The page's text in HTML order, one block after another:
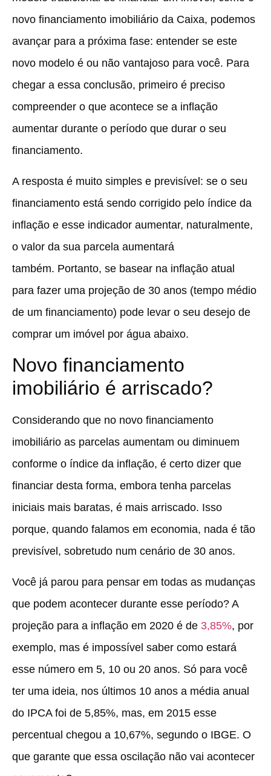
novo financiamento imobiliário da Caixa, podemos
avançar para a próxima fase: entender se este
novo modelo é ou não vantajoso para você. Para
chegar a essa conclusão, primeiro é preciso
compreender o que acontece se a inflação
aumentar durante o período que durar o seu
financiamento.
A resposta é muito simples e previsível: se o seu
financiamento está sendo corrigido pelo índice da
inflação e esse indicador aumentar, naturalmente,
o valor da sua parcela aumentará
também. Portanto, se basear na inflação atual
para fazer uma projeção de 30 anos (tempo médio
de um financiamento) pode levar o seu desejo de
comprar um imóvel por água abaixo.
Novo financiamento
imobiliário é arriscado?
Considerando que no novo financiamento
imobiliário as parcelas aumentam ou diminuem
conforme o índice da inflação, é certo dizer que
financiar desta forma, embora tenha parcelas
iniciais mais baratas, é mais arriscado. Isso
porque, quando falamos em economia, nada é tão
previsível, sobretudo num cenário de 30 anos.
Você já parou para pensar em todas as mudanças
que podem acontecer durante esse período? A
projeção para a inflação em 2020 é de 3,85%, por
exemplo, mas é impossível saber como estará
esse número em 5, 10 ou 20 anos. Só para você
ter uma ideia, nos últimos 10 anos a média anual
do IPCA foi de 5,85%, mas, em 2015 esse
percentual chegou a 10,67%, segundo o IBGE. O
que garante que essa oscilação não vai acontecer